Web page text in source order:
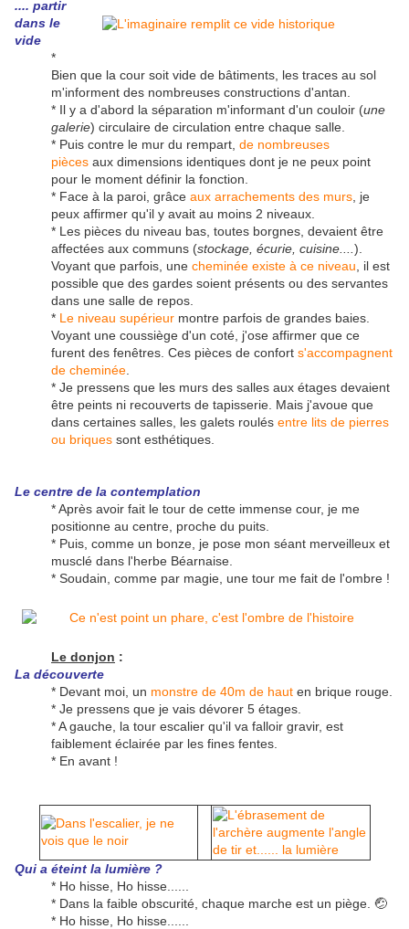
.... partir
dans le
vide
*
Bien que la cour soit vide de bâtiments, les traces au sol
m'informent des nombreuses constructions d'antan.
* Il y a d'abord la séparation m'informant d'un couloir (une
galerie) circulaire de circulation entre chaque salle.
* Puis contre le mur du rempart, de nombreuses
pièces aux dimensions identiques dont je ne peux point
pour le moment définir la fonction.
* Face à la paroi, grâce aux arrachements des murs , je
peux affirmer qu'il y avait au moins 2 niveaux.
* Les pièces du niveau bas, toutes borgnes, devaient être
affectées aux communs (stockage, écurie, cuisine.... ).
Voyant que parfois, une cheminée existe à ce niveau , il est
possible que des gardes soient présents ou des servantes
dans une salle de repos.
* Le niveau supérieur montre parfois de grandes baies.
Voyant une coussiège d'un coté, j'ose affirmer que ce
furent des fenêtres. Ces pièces de confort s'accompagnent
de cheminée
* Je pressens que les murs des salles aux étages devaient
être peints ni recouverts de tapisserie. Mais j'avoue que
dans certaines salles, les galets roulés entre lits de pierres
ou briques sont esthétiques.
Le centre de la contemplation
* Après avoir fait le tour de cette immense cour, je me
positionne au centre, proche du puits.
* Puis, comme un bonze, je pose mon séant merveilleux et
musclé dans l'herbe Béarnaise.
* Soudain, comme par magie, une tour me fait de l'ombre !
Le donjon :
La découverte
* Devant moi, un monstre de 40m de haut en brique rouge.
* Je pressens que je vais dévorer 5 étages.
* A gauche, la tour escalier qu'il va falloir gravir, est
faiblement éclairée par les fines fentes.
* En avant !
Qui a éteint la lumière ?
* Ho hisse, Ho hisse......
* Dans la faible obscurité, chaque marche est un piège. 🤕
* Ho hisse, Ho hisse......